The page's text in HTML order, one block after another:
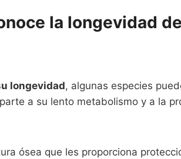
la longevidad
longevidad, algunas especies
a su lento metabolismo y a la
ósea que les proporciona